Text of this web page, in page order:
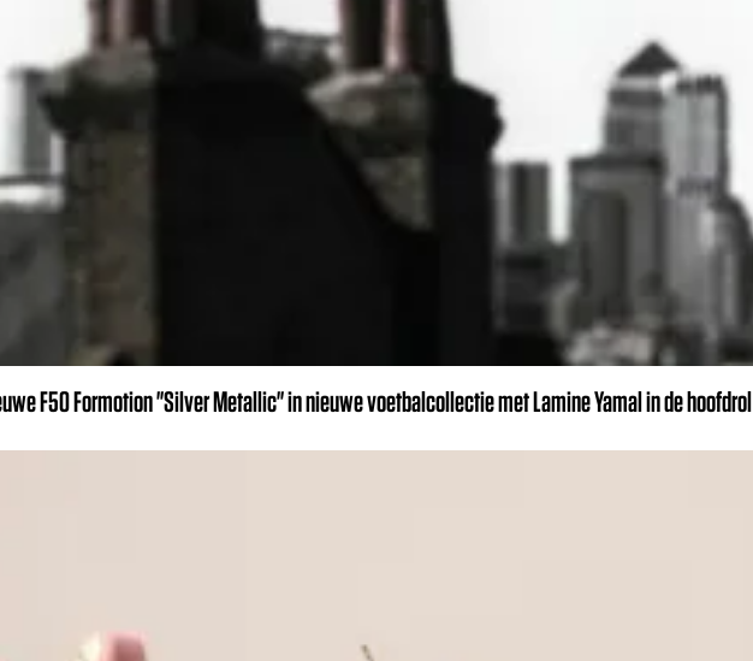
F50 Formotion "Silver Metallic" in nieuwe voetbalcollectie met Lamine Yamal in de hoofdrol